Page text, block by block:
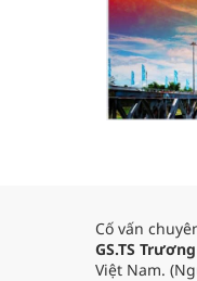
Cố vấn
GS.TS
Việt Nam.